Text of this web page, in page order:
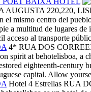
AUGUSTA 220,220,
el mismo centro del
a multitud de lugares de
acceso al transporte
4* RUA DOS
spirit at behotelisboa, a
eighteenth-century
capital. Allow
Hotel 4 Estrellas RUA